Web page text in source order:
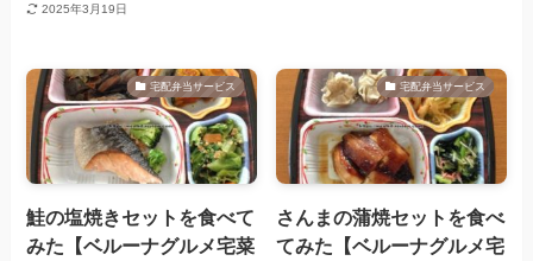
2025年3月19日
宅配弁当サービス
鮭の塩焼きセットを食べて
みた【ベルーナグルメ宅菜
宅配弁当サービス
さんまの蒲焼セットを食べ
てみた【ベルーナグルメ宅